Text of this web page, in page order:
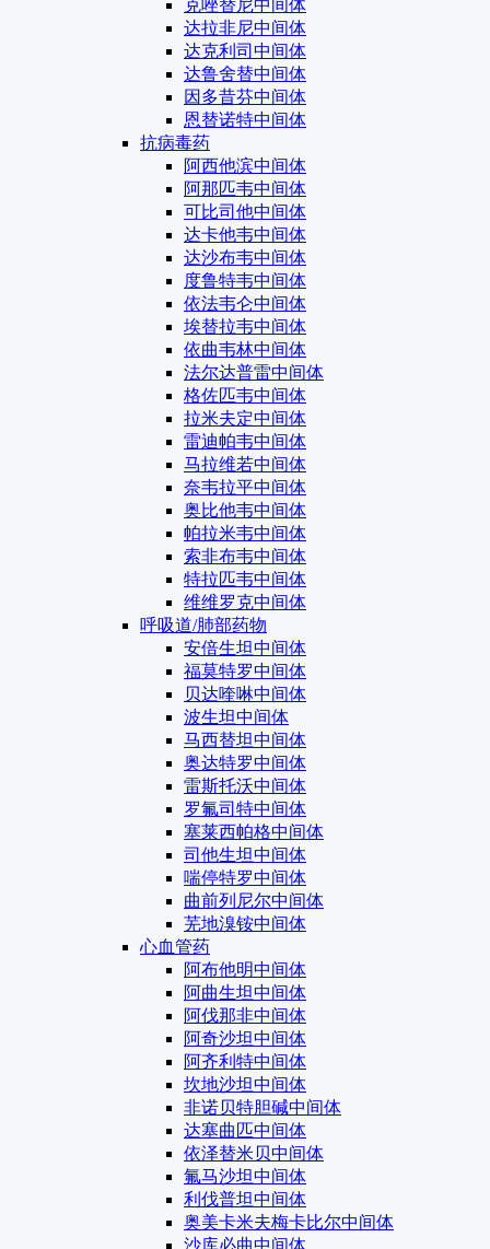
克唑替尼中间体
达拉非尼中间体
达克利司中间体
达鲁舍替中间体
因多昔芬中间体
恩替诺特中间体
抗病毒药
阿西他滨中间体
阿那匹韦中间体
可比司他中间体
达卡他韦中间体
达沙布韦中间体
度鲁特韦中间体
依法韦仑中间体
埃替拉韦中间体
依曲韦林中间体
法尔达普雷中间体
格佐匹韦中间体
拉米夫定中间体
雷迪帕韦中间体
马拉维若中间体
奈韦拉平中间体
奥比他韦中间体
帕拉米韦中间体
索非布韦中间体
特拉匹韦中间体
维维罗克中间体
呼吸道/肺部药物
安倍生坦中间体
福莫特罗中间体
贝达喹啉中间体
波生坦中间体
马西替坦中间体
奥达特罗中间体
雷斯托沃中间体
罗氟司特中间体
塞莱西帕格中间体
司他生坦中间体
喘停特罗中间体
曲前列尼尔中间体
芜地溴铵中间体
心血管药
阿布他明中间体
阿曲生坦中间体
阿伐那非中间体
阿奇沙坦中间体
阿齐利特中间体
坎地沙坦中间体
非诺贝特胆碱中间体
达塞曲匹中间体
依泽替米贝中间体
氟马沙坦中间体
利伐普坦中间体
奥美卡米夫梅卡比尔中间体